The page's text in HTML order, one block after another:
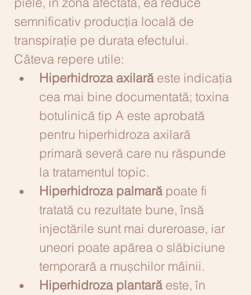
semnificativ producția locală de
transpirație pe durata efectului.
Câteva repere utile:
Hiperhidroza axilară este indicația
cea mai bine documentată; toxina
botulinică tip A este aprobată
pentru hiperhidroza axilară
primară severă care nu răspunde
la tratamentul topic.
Hiperhidroza palmară poate fi
tratată cu rezultate bune, însă
injectările sunt mai dureroase, iar
uneori poate apărea o slăbiciune
temporară a mușchilor mâinii.
Hiperhidroza plantară este, în